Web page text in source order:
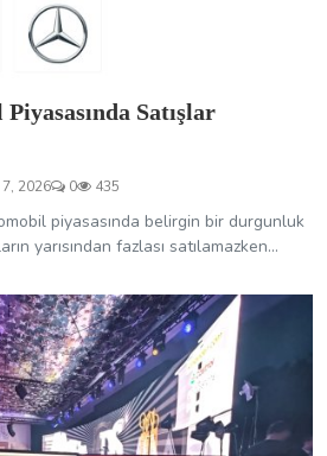
Satışlar
2026 0 435
piyasasında belirgin bir durgunluk
yarısından fazlası satılamazken...